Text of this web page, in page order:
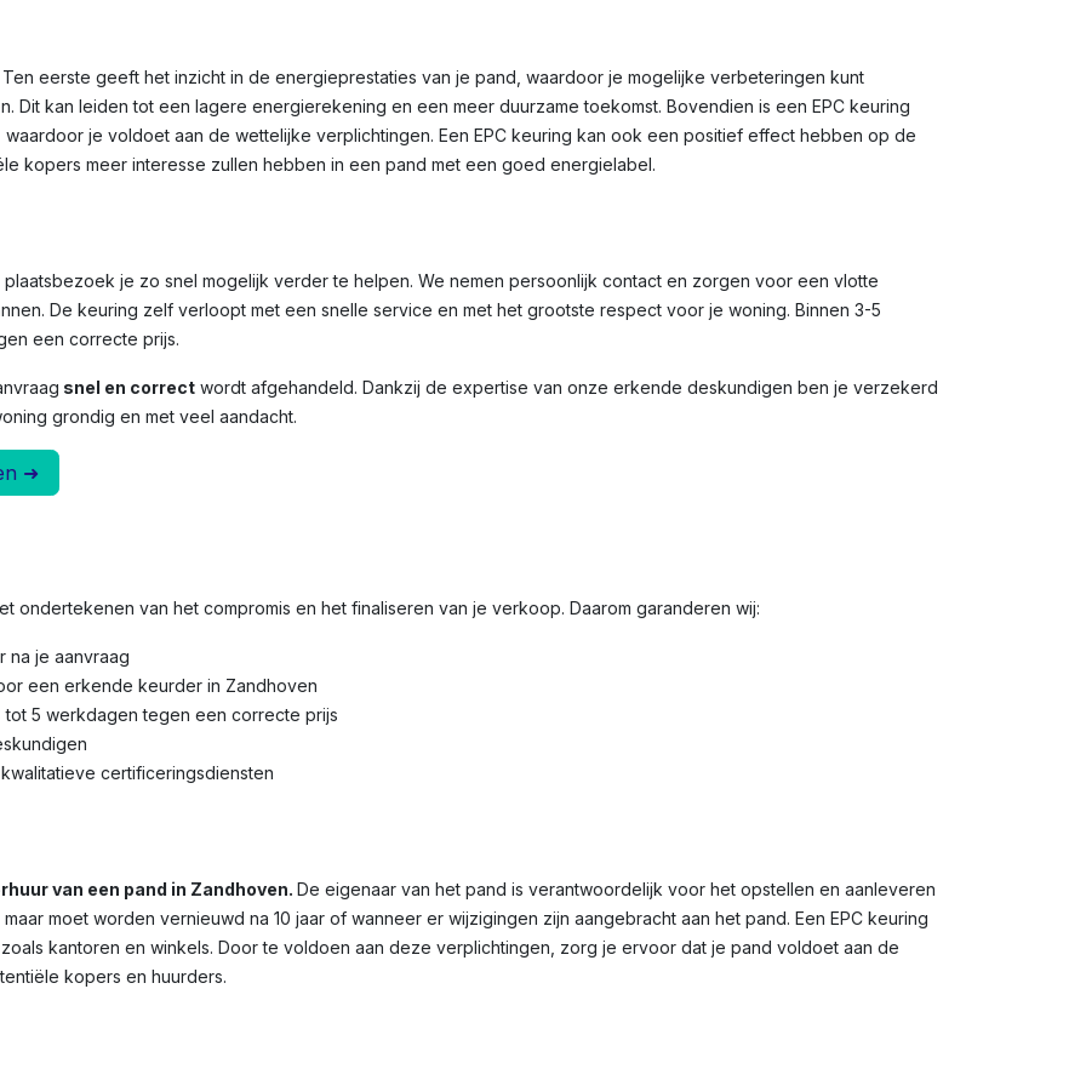
eerste geeft het inzicht in de energieprestaties van je pand, waardoor je mogelijke verbeteringen kunt
Dit kan leiden tot een lagere energierekening en een meer duurzame toekomst. Bovendien is een EPC keuring
je voldoet aan de wettelijke verplichtingen. Een EPC keuring kan ook een positief effect hebben op de
kopers meer interesse zullen hebben in een pand met een goed energielabel.
je zo snel mogelijk verder te helpen. We nemen persoonlijk contact en zorgen voor een vlotte
De keuring zelf verloopt met een snelle service en met het grootste respect voor je woning. Binnen 3-5
een correcte prijs.
snel en correct wordt afgehandeld. Dankzij de expertise van onze erkende deskundigen ben je verzekerd
grondig en met veel aandacht.
➜
ondertekenen van het compromis en het finaliseren van je verkoop. Daarom garanderen wij:
na je aanvraag
een erkende keurder in Zandhoven
tot 5 werkdagen tegen een correcte prijs
certificeringsdiensten
van een pand in Zandhoven. De eigenaar van het pand is verantwoordelijk voor het opstellen en aanleveren
maar moet worden vernieuwd na 10 jaar of wanneer er wijzigingen zijn aangebracht aan het pand. Een EPC keuring
kantoren en winkels. Door te voldoen aan deze verplichtingen, zorg je ervoor dat je pand voldoet aan de
kopers en huurders.